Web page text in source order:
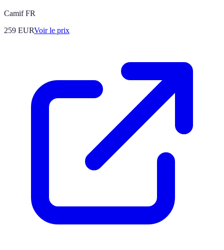
Camif FR
259 EURVoir le prix